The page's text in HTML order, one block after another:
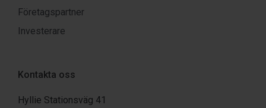
Företagspartner
Investerare
Kontakta oss
Hyllie Stationsväg 41